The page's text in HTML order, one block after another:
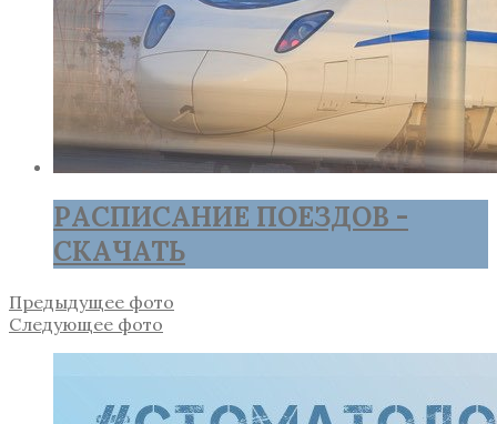
РАСПИСАНИЕ ПОЕЗДОВ -
СКАЧАТЬ
Предыдущее фото
Следующее фото